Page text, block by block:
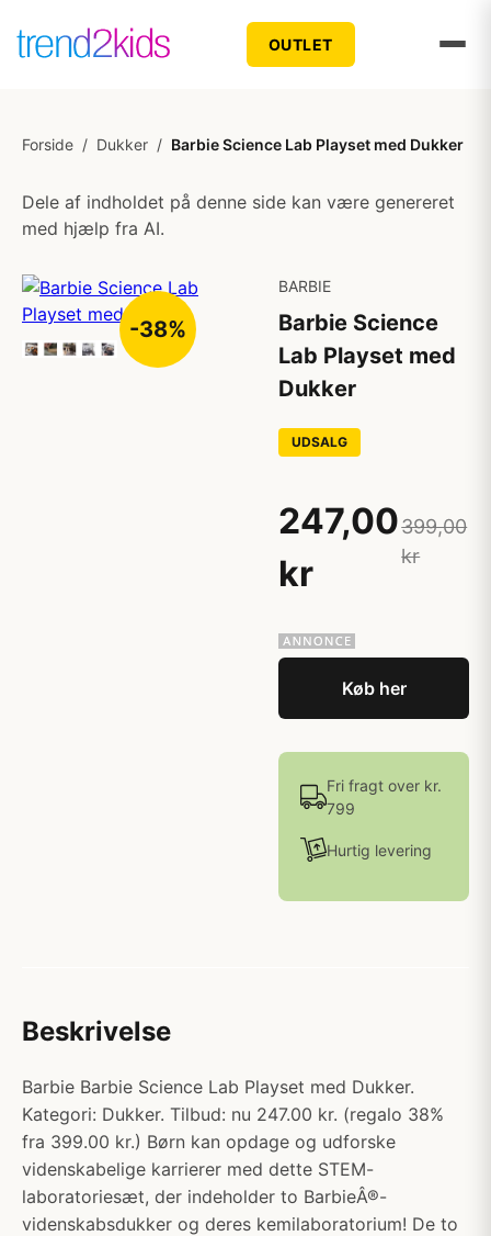
OUTLET
Forside / Dukker / Barbie Science Lab Playset med Dukker
Dele af indholdet på denne side kan være genereret
med hjælp fra AI.
-38%
BARBIE
Barbie Science
Lab Playset med
Dukker
UDSALG
247,00
kr
399,00
kr
Køb her
Fri fragt over kr.
799
Hurtig levering
Beskrivelse
Barbie Barbie Science Lab Playset med Dukker.
Kategori: Dukker. Tilbud: nu 247.00 kr. (regalo 38%
fra 399.00 kr.) Børn kan opdage og udforske
videnskabelige karrierer med dette STEM-
laboratoriesæt, der indeholder to BarbieÂ®-
videnskabsdukker og deres kemilaboratorium! De to